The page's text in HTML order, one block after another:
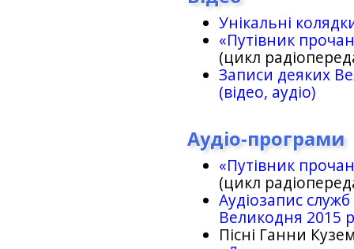
Унікальні
«Путівник
(цикл
Записи деяких
(відео, аудіо)
Аудіо-програми
«Путівник
(цикл
Аудіозапис
Великодня 2015
Пісні Ганни